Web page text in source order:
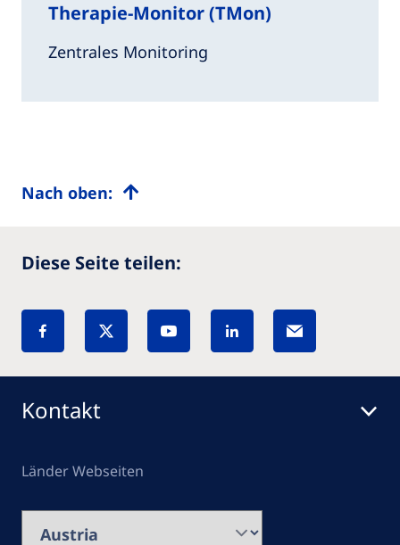
Therapie-Monitor (TMon)
Zentrales Monitoring
Nach oben:
Diese Seite teilen:
Kontakt
Länder Webseiten